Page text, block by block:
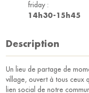
friday :
14h30-15h45
Description
Un lieu de partage de
village, ouvert à tous ceux
lien social de notre